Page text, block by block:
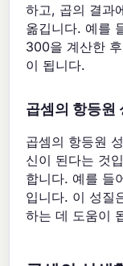
하고, 곱의 결과
옮깁니다. 예를
300을 계산한
이 됩니다.
곱셈의 항등원
곱셈의 항등원
신이 된다는 것
합니다. 예를
입니다. 이 성질
하는 데 도움이